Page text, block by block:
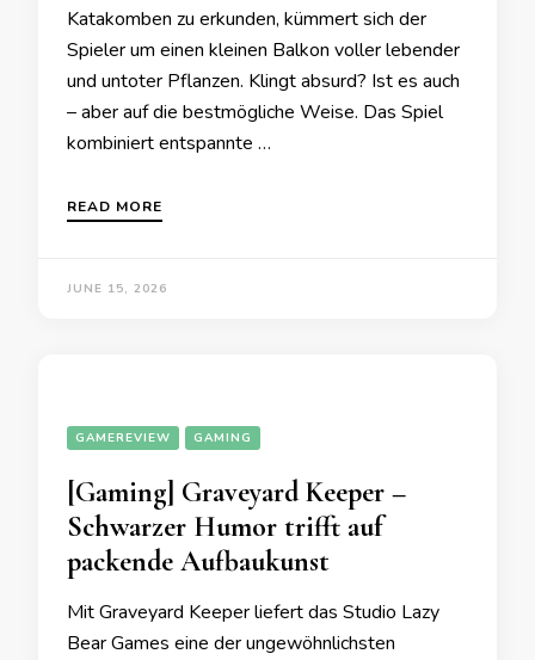
Katakomben zu erkunden, kümmert sich der
Spieler um einen kleinen Balkon voller lebender
und untoter Pflanzen. Klingt absurd? Ist es auch
– aber auf die bestmögliche Weise. Das Spiel
kombiniert entspannte …
READ MORE
JUNE 15, 2026
GAMEREVIEW GAMING
[Gaming] Graveyard Keeper –
Schwarzer Humor trifft auf
packende Aufbaukunst
Mit Graveyard Keeper liefert das Studio Lazy
Bear Games eine der ungewöhnlichsten